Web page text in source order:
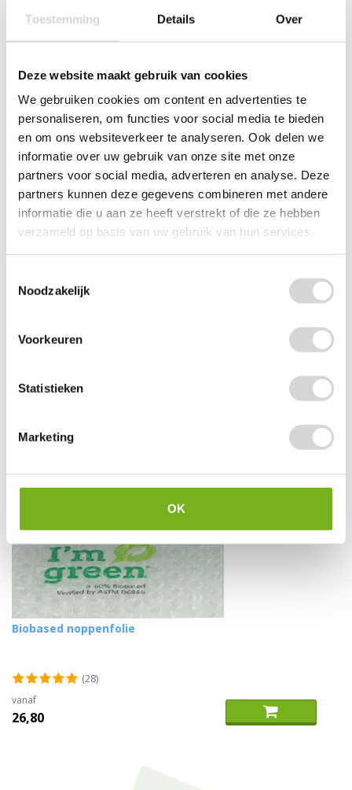
Toestemming Details Over
Deze website maakt gebruik van cookies
We gebruiken cookies om content en advertenties te
personaliseren, om functies voor social media te bieden
en om ons websiteverkeer te analyseren. Ook delen we
informatie over uw gebruik van onze site met onze
partners voor social media, adverteren en analyse. Deze
partners kunnen deze gegevens combineren met andere
informatie die u aan ze heeft verstrekt of die ze hebben
verzameld op basis van uw gebruik van hun services.
Noodzakelijk
Voorkeuren
Statistieken
Marketing
OK
vanaf
58,83
Gripzakjes standaard 50 my (per 1000 stuks)
(8)
4,30
Biobased noppenfolie
(28)
vanaf
26,80